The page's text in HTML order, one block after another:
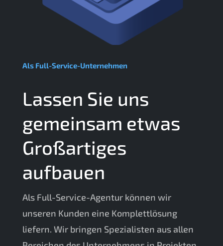
Als Full-Service-Unternehmen
Lassen Sie uns
gemeinsam etwas
Großartiges
aufbauen
Als Full-Service-Agentur können wir
unseren Kunden eine Komplettlösung
liefern. Wir bringen Spezialisten aus allen